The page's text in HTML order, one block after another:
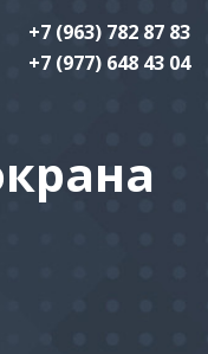
+7 (963) 782 87 83
+7 (977) 648 43 04